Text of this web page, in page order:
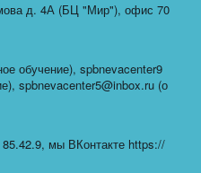
д. 4А (БЦ "Мир"), офис 70
обучение), spbnevacenter9
, spbnevacenter5@inbox.ru (о
, мы ВКонтакте https://